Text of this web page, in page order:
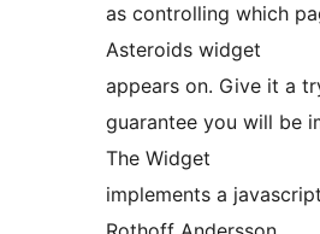
as controlling which
Asteroids widget
appears on. Give it a
guarantee you will be
The Widget
implements a